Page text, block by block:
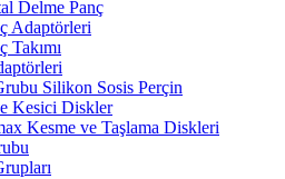
Delme Panç
Adaptörleri
Takımı
Silikon Sosis Perçin
Kesici Diskler
Kesme ve Taşlama Diskleri